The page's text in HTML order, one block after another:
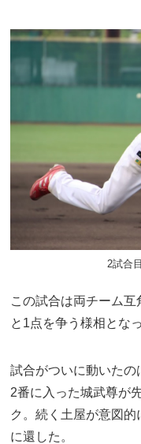
2試合
この試合は両チーム
と1点を争う様相となっ
試合がついに動いた
2番に入った城武尊が
ク。続く土屋が意図
に還した。